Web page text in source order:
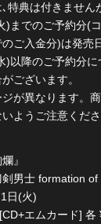
典は付きません
までのご予約分(
ご入金分)は発売
以降のご予約分に
ございます。
が異なります。
ようご注意くださ
』
男士 formation of
日(火)
エムカード] 各